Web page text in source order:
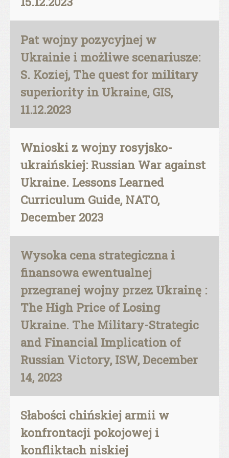
Pat wojny pozycyjnej w
Ukrainie i możliwe scenariusze:
S. Koziej, The quest for military
superiority in Ukraine, GIS,
11.12.2023
Wnioski z wojny rosyjsko-
ukraińskiej: Russian War against
Ukraine. Lessons Learned
Curriculum Guide, NATO,
December 2023
Wysoka cena strategiczna i
finansowa ewentualnej
przegranej wojny przez Ukrainę :
The High Price of Losing
Ukraine. The Military-Strategic
and Financial Implication of
Russian Victory, ISW, December
14, 2023
Słabości chińskiej armii w
konfrontacji pokojowej i
konfliktach niskiej